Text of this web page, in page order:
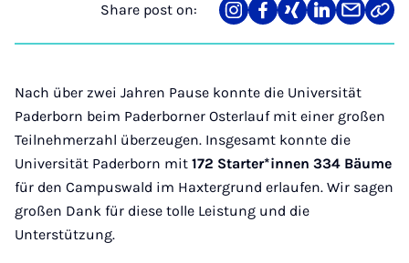
Share post on:
Share
on
Teilen
auf
Teilen
auf
Teilen
auf
Teilen
über
Mail
Link
Nach über zwei Jahren Pause konnte die Universität
Paderborn beim Paderborner Osterlauf mit einer großen
Teilnehmerzahl überzeugen. Insgesamt konnte die
Universität Paderborn mit 172 Starter*innen 334 Bäume
für den Campuswald im Haxtergrund erlaufen. Wir sagen
großen Dank für diese tolle Leistung und die
Unterstützung.